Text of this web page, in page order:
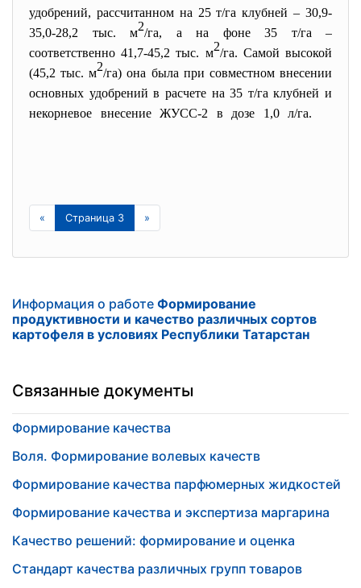
удобрений, рассчитанном на 25 т/га клубней – 30,9-
35,0-28,2 тыс. м2/га, а на фоне 35 т/га –
соответственно 41,7-45,2 тыс. м2/га. Самой высокой
(45,2 тыс. м2/га) она была при совместном внесении
основных удобрений в расчете на 35 т/га клубней и
некорневое внесение ЖУСС-2 в дозе 1,0 л/га.
« Страница 3 »
Информация о работе Формирование
продуктивности и качество различных сортов
картофеля в условиях Республики Татарстан
Связанные документы
Формирование качества
Воля. Формирование волевых качеств
Формирование качества парфюмерных жидкостей
Формирование качества и экспертиза маргарина
Качество решений: формирование и оценка
Стандарт качества различных групп товаров